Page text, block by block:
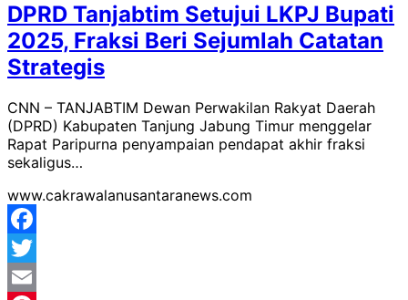
DPRD Tanjabtim Setujui LKPJ Bupati
2025, Fraksi Beri Sejumlah Catatan
Strategis
CNN – TANJABTIM Dewan Perwakilan Rakyat Daerah
(DPRD) Kabupaten Tanjung Jabung Timur menggelar
Rapat Paripurna penyampaian pendapat akhir fraksi
sekaligus…
www.cakrawalanusantaranews.com
Facebook
Twitter